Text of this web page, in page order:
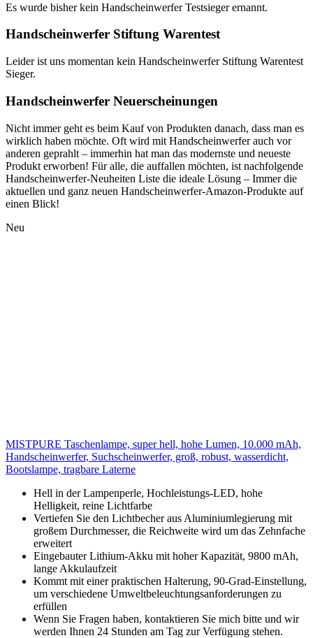
Es wurde bisher kein Handscheinwerfer Testsieger ernannt.
Handscheinwerfer Stiftung Warentest
Leider ist uns momentan kein Handscheinwerfer Stiftung Warentest
Sieger.
Handscheinwerfer Neuerscheinungen
Nicht immer geht es beim Kauf von Produkten danach, dass man es
wirklich haben möchte. Oft wird mit Handscheinwerfer auch vor
anderen geprahlt – immerhin hat man das modernste und neueste
Produkt erworben! Für alle, die auffallen möchten, ist nachfolgende
Handscheinwerfer-Neuheiten Liste die ideale Lösung – Immer die
aktuellen und ganz neuen Handscheinwerfer-Amazon-Produkte auf
einen Blick!
Neu
MISTPURE Taschenlampe, super hell, hohe Lumen, 10.000 mAh,
Handscheinwerfer, Suchscheinwerfer, groß, robust, wasserdicht,
Bootslampe, tragbare Laterne
Hell in der Lampenperle, Hochleistungs-LED, hohe
Helligkeit, reine Lichtfarbe
Vertiefen Sie den Lichtbecher aus Aluminiumlegierung mit
großem Durchmesser, die Reichweite wird um das Zehnfache
erweitert
Eingebauter Lithium-Akku mit hoher Kapazität, 9800 mAh,
lange Akkulaufzeit
Kommt mit einer praktischen Halterung, 90-Grad-Einstellung,
um verschiedene Umweltbeleuchtungsanforderungen zu
erfüllen
Wenn Sie Fragen haben, kontaktieren Sie mich bitte und wir
werden Ihnen 24 Stunden am Tag zur Verfügung stehen.